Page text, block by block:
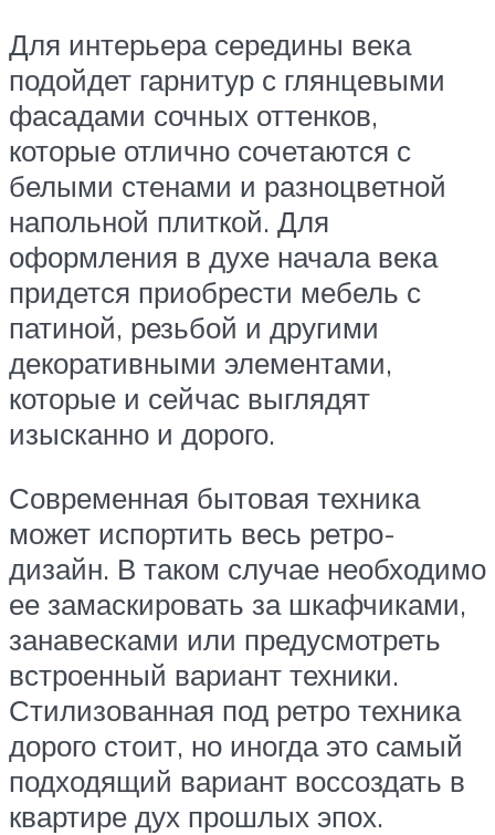
Для интерьера середины века
подойдет гарнитур с глянцевыми
фасадами сочных оттенков,
которые отлично сочетаются с
белыми стенами и разноцветной
напольной плиткой. Для
оформления в духе начала века
придется приобрести мебель с
патиной, резьбой и другими
декоративными элементами,
которые и сейчас выглядят
изысканно и дорого.
Современная бытовая техника
может испортить весь ретро-
дизайн. В таком случае необходимо
ее замаскировать за шкафчиками,
занавесками или предусмотреть
встроенный вариант техники.
Стилизованная под ретро техника
дорого стоит, но иногда это самый
подходящий вариант воссоздать в
квартире дух прошлых эпох.